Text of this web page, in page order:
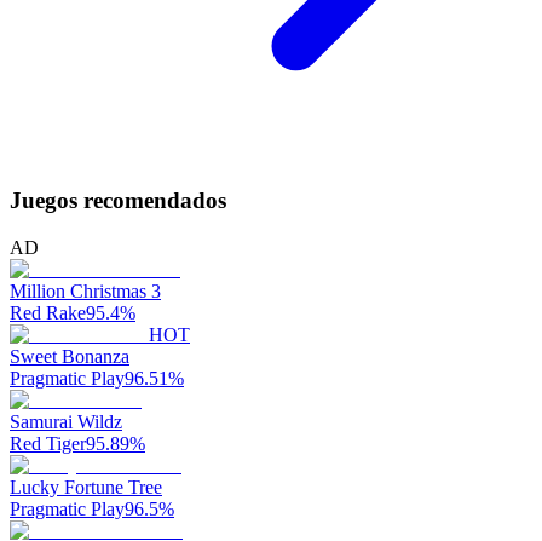
Juegos recomendados
AD
Million Christmas 3
Red Rake95.4%
HOT
Sweet Bonanza
Pragmatic Play96.51%
Samurai Wildz
Red Tiger95.89%
Lucky Fortune Tree
Pragmatic Play96.5%